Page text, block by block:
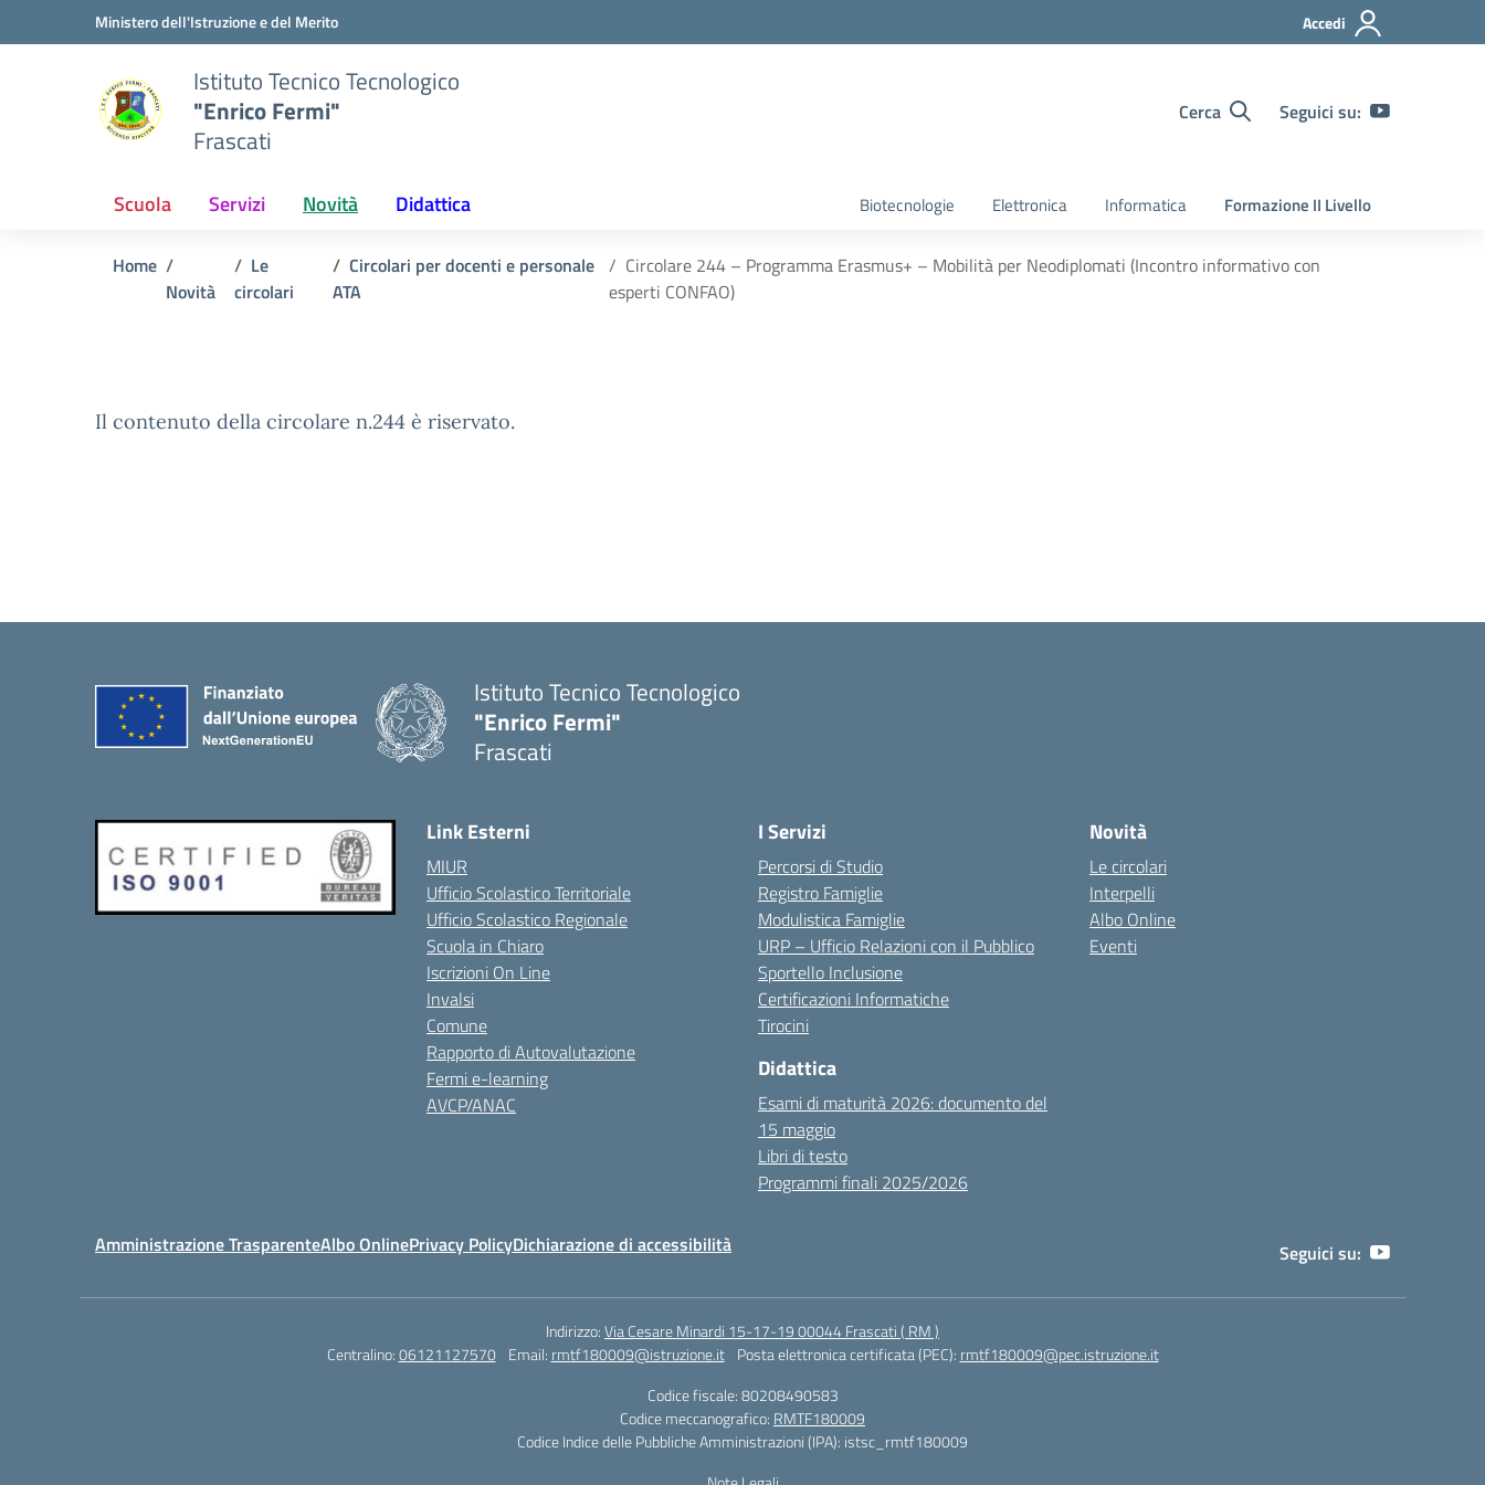
Vai ai contenuti
Vai al menu di navigazioneMinistero dell'Istruzione e del Merito Accedi
Istituto Tecnico Tecnologico
"Enrico Fermi"
Frascati
Cerca Seguici su:
Scuola Servizi Novità Didattica Biotecnologie Elettronica Informatica Formazione II Livello
Home
Novità
Le
circolari
Circolari per docenti e personale
ATA
Circolare 244 – Programma Erasmus+ – Mobilità per Neodiplomati (Incontro informativo con
esperti CONFAO)
Il contenuto della circolare n.244 è riservato.
Istituto Tecnico Tecnologico
"Enrico Fermi"
Frascati
Link Esterni
MIUR
Ufficio Scolastico Territoriale
Ufficio Scolastico Regionale
Scuola in Chiaro
Iscrizioni On Line
Invalsi
Comune
Rapporto di Autovalutazione
Fermi e-learning
AVCP/ANAC
I Servizi
Percorsi di Studio
Registro Famiglie
Modulistica Famiglie
URP – Ufficio Relazioni con il Pubblico
Sportello Inclusione
Certificazioni Informatiche
Tirocini
Didattica
Esami di maturità 2026: documento del
15 maggio
Libri di testo
Programmi finali 2025/2026
Novità
Le circolari
Interpelli
Albo Online
Eventi
Amministrazione TrasparenteAlbo OnlinePrivacy PolicyDichiarazione di accessibilità Seguici su:
Indirizzo:Via Cesare Minardi 15-17-19 00044 Frascati ( RM )
Centralino:06121127570 Email: rmtf180009@istruzione.it Posta elettronica certificata (PEC): rmtf180009@pec.istruzione.it
Codice fiscale: 80208490583
Codice meccanografico: RMTF180009
Codice Indice delle Pubbliche Amministrazioni (IPA): istsc_rmtf180009